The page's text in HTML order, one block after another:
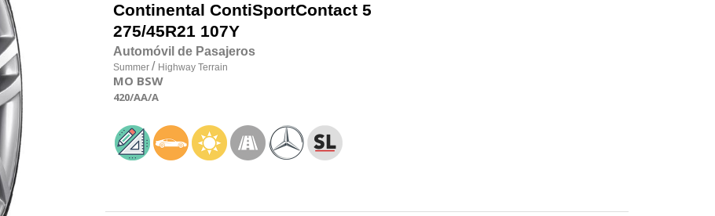
Continental ContiSportContact 5
275/45R21 107Y
Automóvil de Pasajeros
Summer / Highway Terrain
MO BSW
420/AA/A